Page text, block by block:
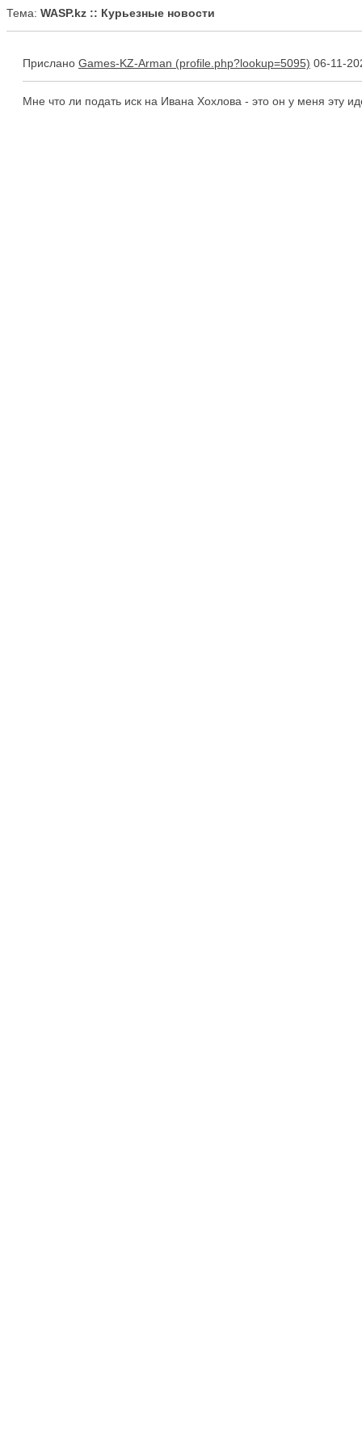
Тема: WASP.kz :: Курьезные новости
Прислано Games-KZ-Arman 06-11-
Мне что ли подать иск на Ивана Хохлова - это он у меня эту